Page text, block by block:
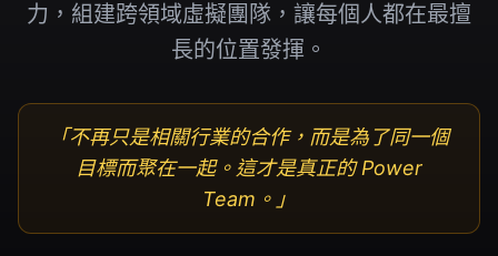
力，組建跨領域虛擬團隊，讓每個人都在最擅
長的位置發揮。
「不再只是相關行業的合作，而是為了同一個
目標而聚在一起。這才是真正的 Power
Team。」